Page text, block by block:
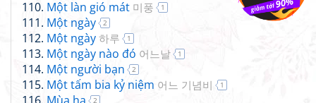
Một làn gió mát 미풍 1
Một ngày 2
Một ngày 하루 1
Một ngày nào đó 어느날 1
Một người bạn 2
Một tấm bia kỷ niệm 어느 기념비 1
2